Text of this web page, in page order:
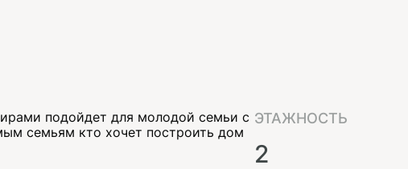
подойдет для молодой семьи с
семьям кто хочет построить дом
ЭТАЖНОСТЬ
2